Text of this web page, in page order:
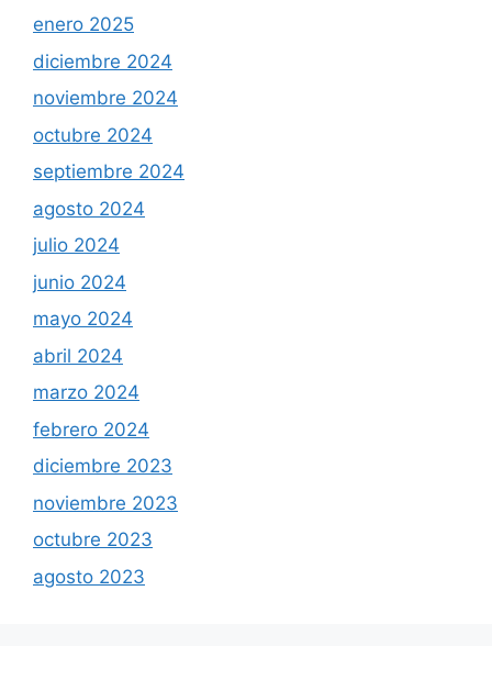
enero 2025
diciembre 2024
noviembre 2024
octubre 2024
septiembre 2024
agosto 2024
julio 2024
junio 2024
mayo 2024
abril 2024
marzo 2024
febrero 2024
diciembre 2023
noviembre 2023
octubre 2023
agosto 2023